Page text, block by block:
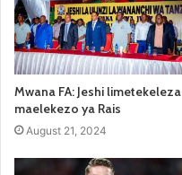
Mwana FA: Jeshi limetekeleza
maelekezo ya Rais
August 21, 2024